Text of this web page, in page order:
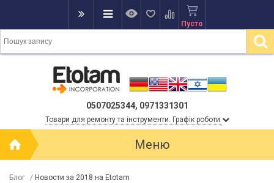
Пусто
0507025344, 0971331301
Товари для ремонту та інструменти. Графік роботи
Меню
Блог / Новости за 2018 на Etotam